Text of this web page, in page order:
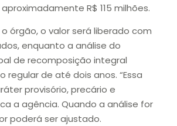
R$ 115 milhões.
órgão, o valor será liberado com
enquanto a análise do
de recomposição integral
regular de até dois anos. “Essa
provisório, precário e
a agência. Quando a análise for
poderá ser ajustado.